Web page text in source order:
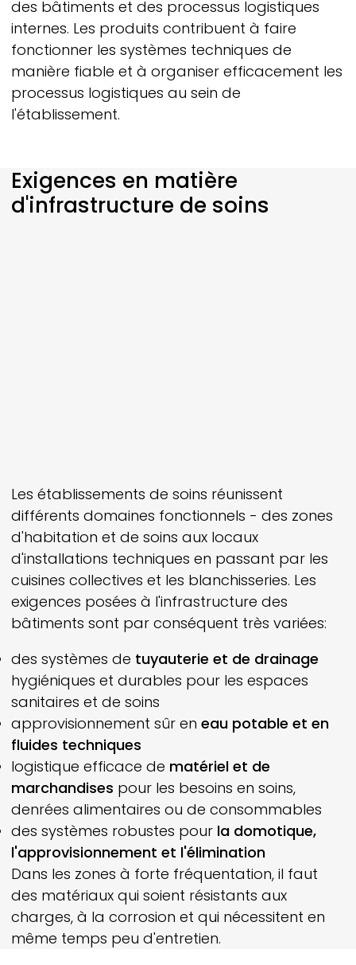
des bâtiments et des processus logistiques
internes. Les produits contribuent à faire
fonctionner les systèmes techniques de
manière fiable et à organiser efficacement les
processus logistiques au sein de
l'établissement.
Exigences en matière
d'infrastructure de soins
Les établissements de soins réunissent
différents domaines fonctionnels - des zones
d'habitation et de soins aux locaux
d'installations techniques en passant par les
cuisines collectives et les blanchisseries. Les
exigences posées à l'infrastructure des
bâtiments sont par conséquent très variées:
des systèmes de tuyauterie et de drainage
hygiéniques et durables pour les espaces
sanitaires et de soins
approvisionnement sûr en eau potable et en
fluides techniques
logistique efficace de matériel et de
marchandises pour les besoins en soins,
denrées alimentaires ou de consommables
des systèmes robustes pour la domotique,
l'approvisionnement et l'élimination
Dans les zones à forte fréquentation, il faut
des matériaux qui soient résistants aux
charges, à la corrosion et qui nécessitent en
même temps peu d'entretien.